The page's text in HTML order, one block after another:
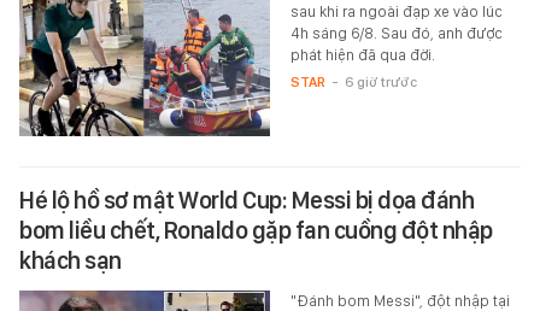
sau khi ra ngoài đạp xe vào lúc
4h sáng 6/8. Sau đó, anh được
phát hiện đã qua đời.
STAR - 6 giờ trước
Hé lộ hồ sơ mật World Cup: Messi bị dọa đánh
bom liều chết, Ronaldo gặp fan cuồng đột nhập
khách sạn
"Đánh bom Messi", đột nhập tại